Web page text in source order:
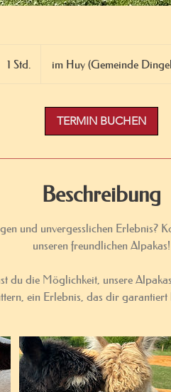
1 Std.1
im Huy (Gemeinde
TERMIN BUCHEN
Beschreibung
und unvergesslichen Erlebnis?
unseren freundlichen Alpakas!
du die Möglichkeit, unsere
ein Erlebnis, das dir